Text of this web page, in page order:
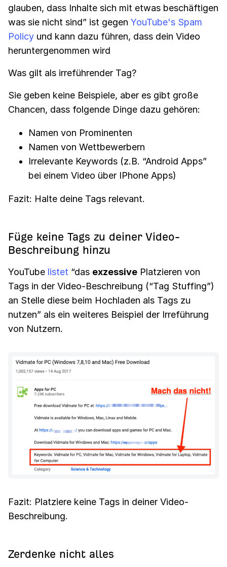
glauben, dass Inhalte sich mit etwas beschäftigen
was sie nicht sind” ist gegen YouTube's Spam
Policy und kann dazu führen, dass dein Video
heruntergenommen wird
Was gilt als irreführender Tag?
Sie geben keine Beispiele, aber es gibt große
Chancen, dass folgende Dinge dazu gehören:
Namen von Prominenten
Namen von Wettbewerbern
Irrelevante Keywords (z.B. “Android Apps”
bei einem Video über IPhone Apps)
Fazit: Halte deine Tags relevant.
Füge keine Tags zu deiner Video-
Beschreibung hinzu
YouTube listet “das exzessive Platzieren von
Tags in der Video-Beschreibung (“Tag Stuffing”)
an Stelle diese beim Hochladen als Tags zu
nutzen” als ein weiteres Beispiel der Irreführung
von Nutzern.
Fazit: Platziere keine Tags in deiner Video-
Beschreibung.
Zerdenke nicht alles